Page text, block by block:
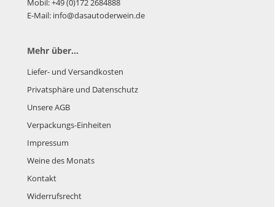
Mobil: +49 (0)172 2684888
E-Mail: info@dasautoderwein.de
Mehr über...
Liefer- und Versandkosten
Privatsphäre und Datenschutz
Unsere AGB
Verpackungs-Einheiten
Impressum
Weine des Monats
Kontakt
Widerrufsrecht